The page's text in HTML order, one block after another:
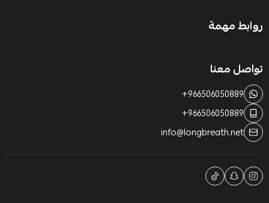
روابط مهمة
تواصل معنا
+966506050889
+966506050889
info@longbreath.net